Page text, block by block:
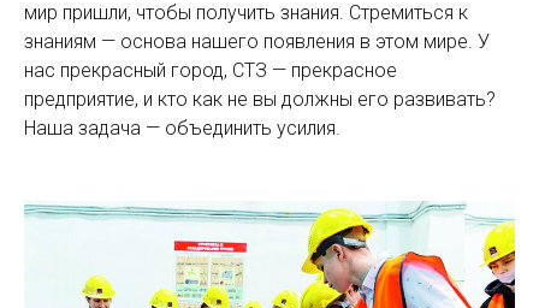
мир пришли, чтобы получить знания. Стремиться к
знаниям — основа нашего появления в этом мире. У
нас прекрасный город, СТЗ — прекрасное
предприятие, и кто как не вы должны его развивать?
Наша задача — объединить усилия.